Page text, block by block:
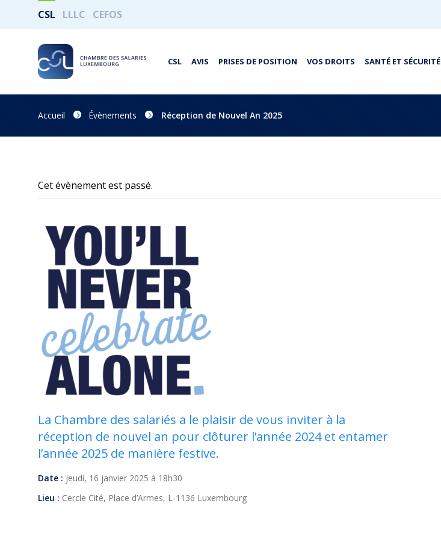
CSL LLLC CEFOS
CSL AVIS PRISES DE POSITION VOS DROITS SANTÉ ET SÉCURITÉ
Accueil Évènements Réception de Nouvel An 2025
Cet évènement est passé.
La Chambre des salariés a le plaisir de vous inviter à la
réception de nouvel an pour clôturer l’année 2024 et entamer
l’année 2025 de manière festive.
Date : jeudi, 16 janvier 2025 à 18h30
Lieu : Cercle Cité, Place d’Armes, L-1136 Luxembourg